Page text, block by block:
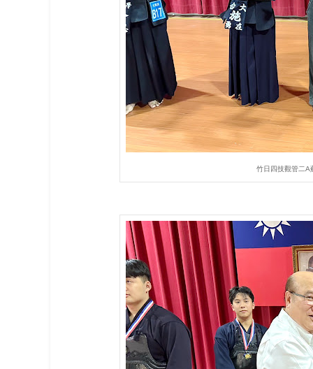
竹日四技觀管二A